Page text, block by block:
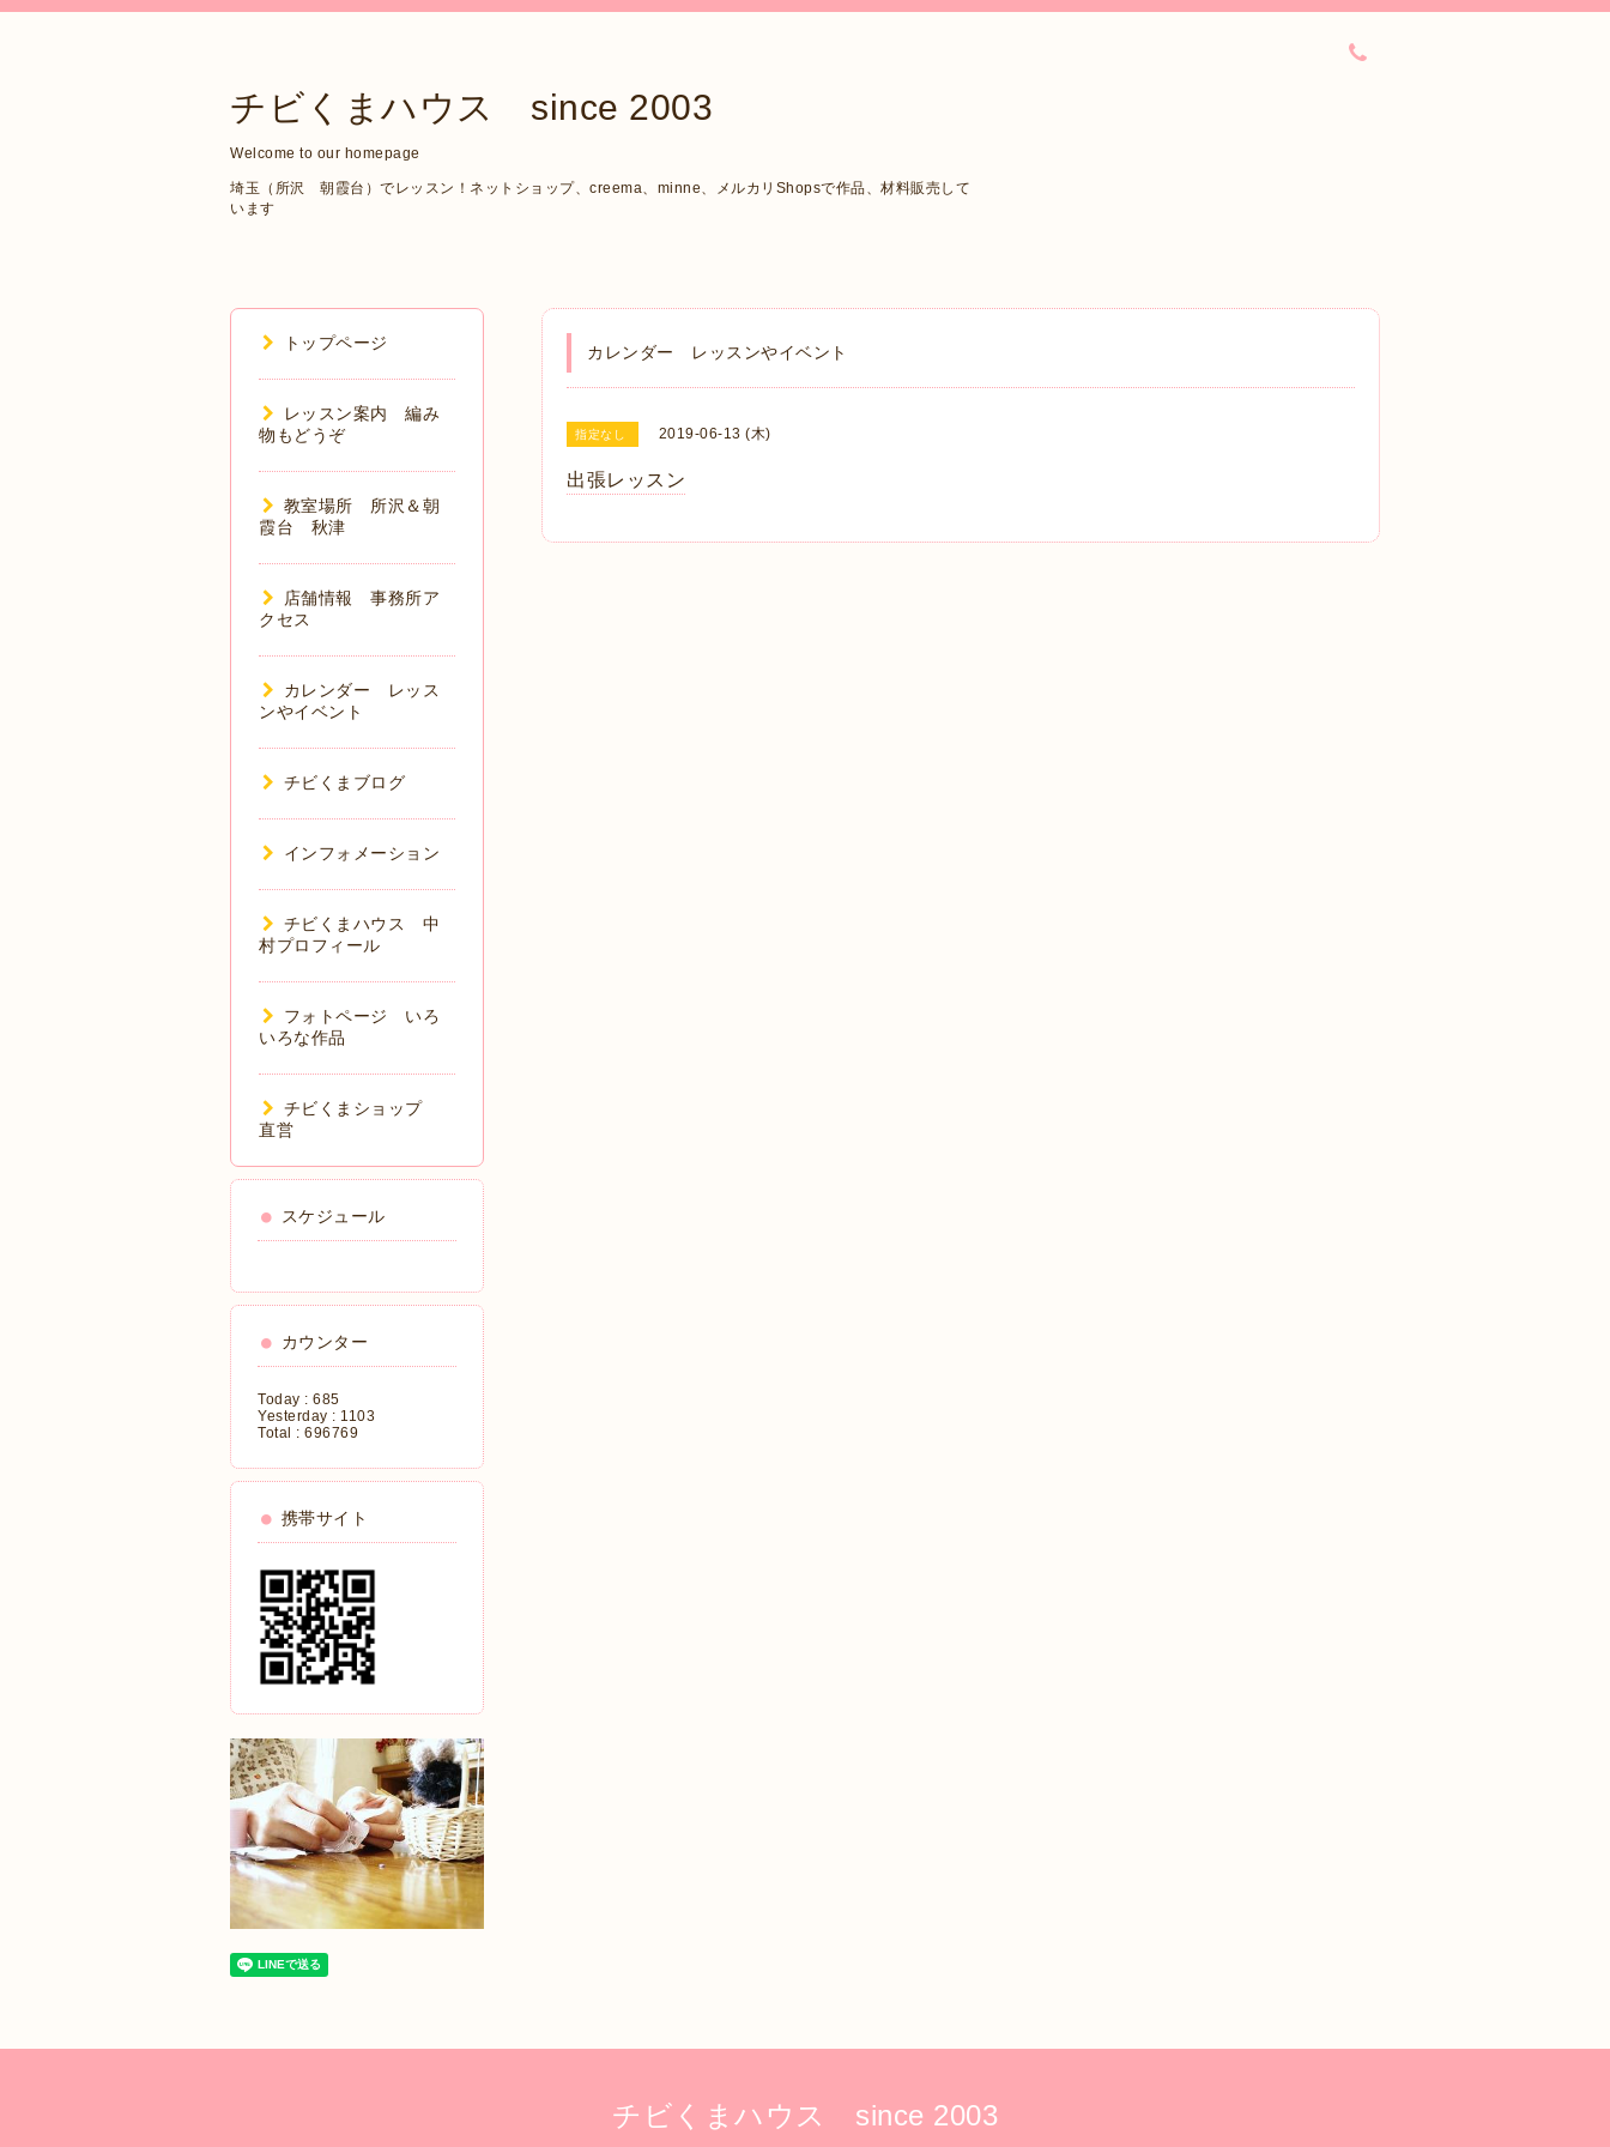
チビくまハウス since 2003
Welcome to our homepage
埼玉（所沢 朝霞台）でレッスン！ネットショップ、creema、minne、メルカリShopsで作品、材料販売して
います
カレンダー レッスンやイベント
指定なし 2019-06-13 (木)
出張レッスン
トップページ
レッスン案内 編み
物もどうぞ
教室場所 所沢＆朝
霞台 秋津
店舗情報 事務所ア
クセス
カレンダー レッス
ンやイベント
チビくまブログ
インフォメーション
チビくまハウス 中
村プロフィール
フォトページ いろ
いろな作品
チビくまショップ
直営
スケジュール
カウンター
Today : 685
Yesterday : 1103
Total : 696769
携帯サイト
チビくまハウス since 2003